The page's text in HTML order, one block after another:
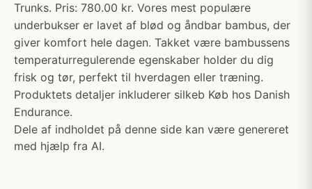
Trunks. Pris: 780.00 kr. Vores mest populære
underbukser er lavet af blød og åndbar bambus, der
giver komfort hele dagen. Takket være bambussens
temperaturregulerende egenskaber holder du dig
frisk og tør, perfekt til hverdagen eller træning.
Produktets detaljer inkluderer silkeb Køb hos Danish
Endurance.
Dele af indholdet på denne side kan være genereret
med hjælp fra AI.